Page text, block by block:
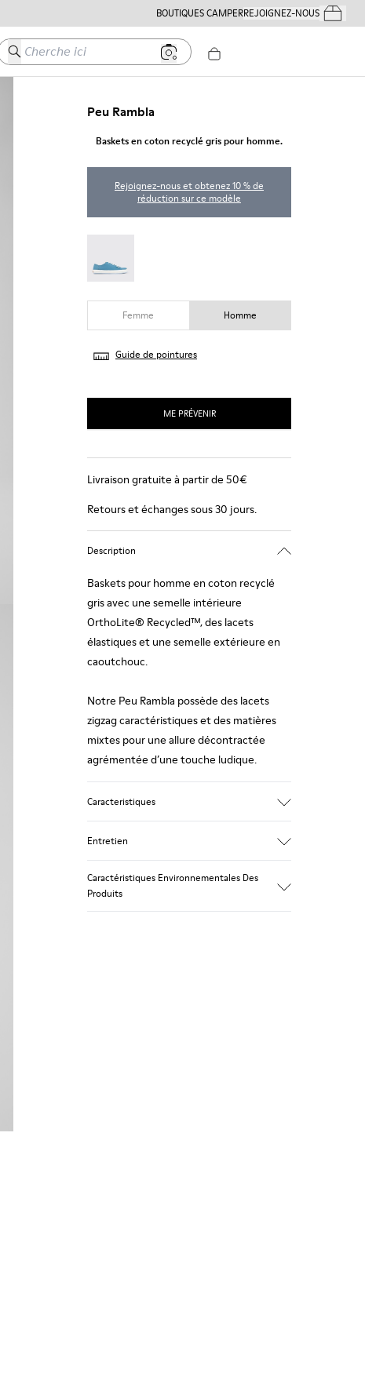
BOUTIQUES CAMPERREJOIGNEZ-NOUSMes
Cherche ici
Peu Rambla
Baskets en coton recyclé gris pour homme.
Rejoignez-nous et obtenez 10 % de
réduction sur ce modèle
Femme Homme
Guide de pointures
ME PRÉVENIR
Livraison gratuite à partir de 50€
Retours et échanges sous 30 jours.
Description
Baskets pour homme en coton recyclé
gris avec une semelle intérieure
OrthoLite® Recycled™, des lacets
élastiques et une semelle extérieure en
caoutchouc.
Notre Peu Rambla possède des lacets
zigzag caractéristiques et des matières
mixtes pour une allure décontractée
agrémentée d’une touche ludique.
Caracteristiques
Gris
Semelle extérieure/Caractéristiques
Entretien
Nos chaussures sont confectionnées à
Caractéristiques Environnementales Des
Produits